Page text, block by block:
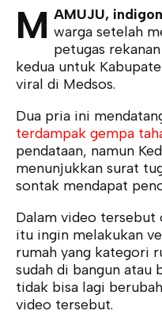
M AMUJU,
warga setelah
petugas
kedua untuk
viral di Medsos.
Dua pria ini
terdampak gempa
pendataan, namun
menunjukkan surat
sontak mendapat
Dalam video tersebut
itu ingin melakukan
rumah yang kategori
sudah di bangun atau
tidak bisa lagi
video tersebut.